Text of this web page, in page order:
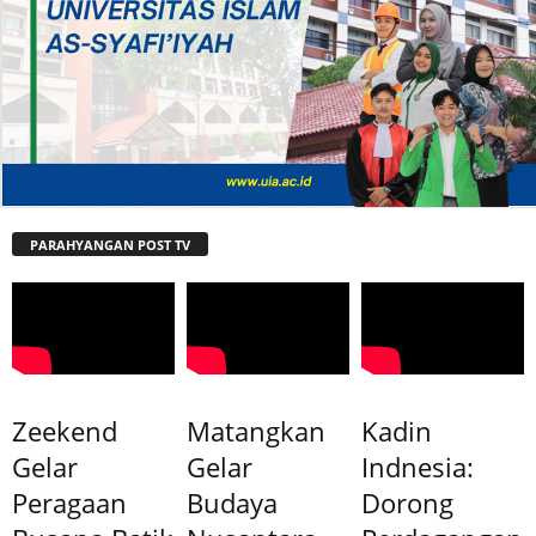
PARAHYANGAN POST TV
Zeekend
Gelar
Peragaan
Matangkan
Gelar
Budaya
Kadin
Indnesia:
Dorong